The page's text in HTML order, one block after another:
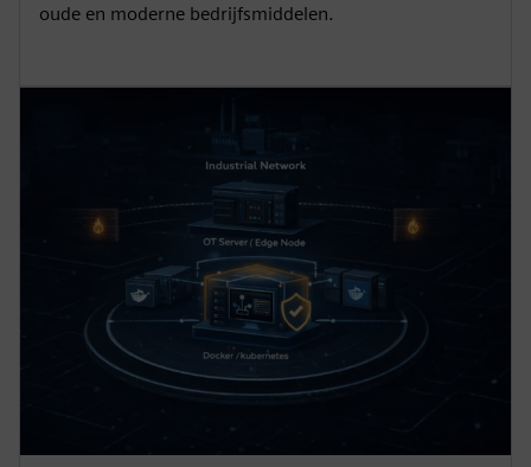
oude en moderne bedrijfsmiddelen.